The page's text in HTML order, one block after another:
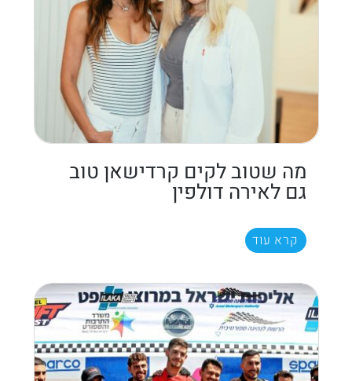
מה שטוב לקים קרדישאן טוב
גם לאירה דולפין
קרא עוד